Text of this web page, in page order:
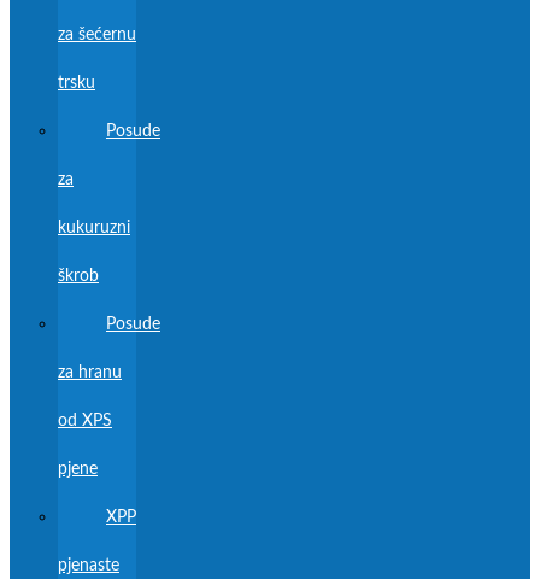
za šećernu
trsku
Posude
za
kukuruzni
škrob
Posude
za hranu
od XPS
pjene
XPP
pjenaste